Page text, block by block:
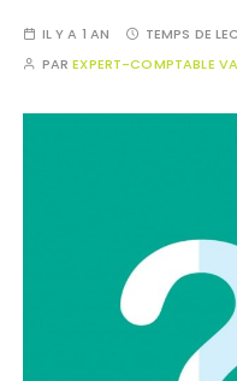
IL Y A 1 AN TEMPS DE
PAREXPERT-COMPTABLE